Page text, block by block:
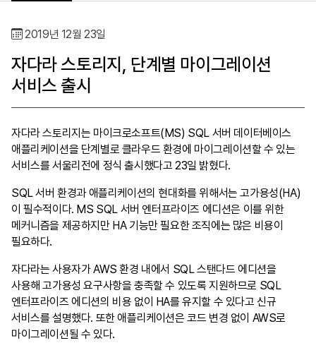
보도자료
Tech blog
zChannel
서비스 신청
2019년 12월 23일
자다라 스토리지, 단계별 마이그레이션
서비스 출시
자다라 스토리지는 마이크로소프트(MS) SQL 서버 데이터베이스
애플리케이션을 단계별로 클라우드 환경에 마이그레이션할 수 있는
서비스를 서울리전에 정식 출시했다고 23일 밝혔다.
SQL 서버 환경과 애플리케이션의 현대화를 위해서는 고가용성(HA)
이 필수적이다. MS SQL 서버 엔터프라이즈 에디션은 이를 위한
메커니즘을 제공하지만 HA 기능만 필요한 조직에는 많은 비용이
필요하다.
자다라는 사용자가 AWS 환경 내에서 SQL 스탠다드 에디션을
사용해 고가용성 요구사항을 충족할 수 있도록 지원하므로 SQL
엔터프라이즈 에디션의 비용 없이 HA를 유지할 수 있다고 신규
서비스를 설명했다. 또한 애플리케이션은 코드 변경 없이 AWS로
마이그레이션될 수 있다.